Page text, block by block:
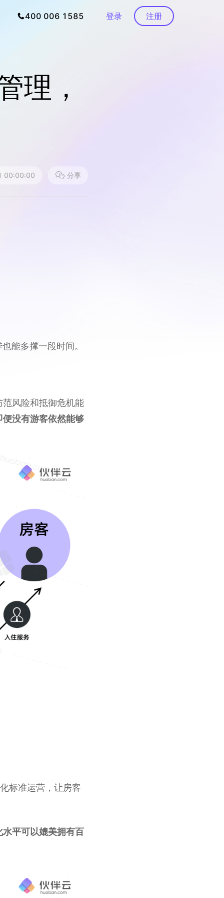
400 006 1585 登录 注册
理，
00:00:00 分享
能多撑一段时间。
风险和抵御危机能
没有游客依然能够
标准运营，让房客
平可以媲美拥有百